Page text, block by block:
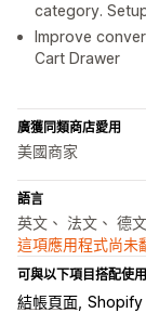
category.
Improve
Cart Drawer
廣獲同類商店愛用
美國商家
語言
英文、 法文、 德
這項應用程式尚未
可與以下項目搭配使用
結帳頁面 Shopify